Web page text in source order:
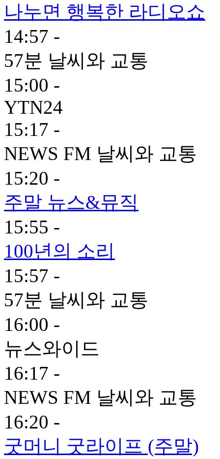
나누면 행복한 라디오쇼
14:57 -
57분 날씨와 교통
15:00 -
YTN24
15:17 -
NEWS FM 날씨와 교통
15:20 -
주말 뉴스&뮤직
15:55 -
100년의 소리
15:57 -
57분 날씨와 교통
16:00 -
뉴스와이드
16:17 -
NEWS FM 날씨와 교통
16:20 -
굿머니 굿라이프 (주말)